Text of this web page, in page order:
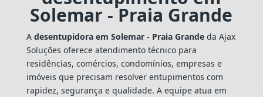
Solemar - Praia Grande
A desentupidora em Solemar - Praia Grandeda Ajax
Soluções oferece atendimento técnico para
residências, comércios, condomínios, empresas e
imóveis que precisam resolver entupimentos com
rapidez, segurança e qualidade. A equipe atua em